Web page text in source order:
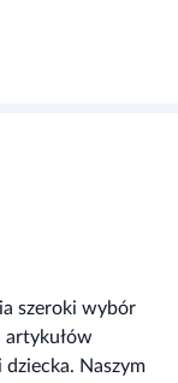
szeroki wybór
artykułów
Naszym